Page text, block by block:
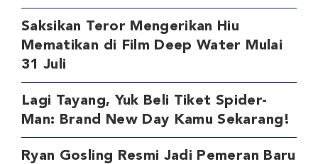
Saksikan Teror Mengerikan Hiu
Mematikan di Film Deep Water Mulai
31 Juli
Lagi Tayang, Yuk Beli Tiket Spider-
Man: Brand New Day Kamu Sekarang!
Ryan Gosling Resmi Jadi Pemeran Baru